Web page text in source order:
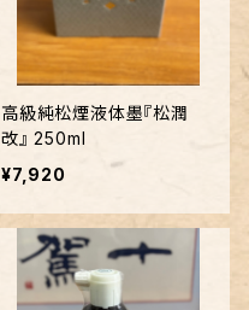
高級純松煙液体墨『松潤
改』 250ml
¥7,920